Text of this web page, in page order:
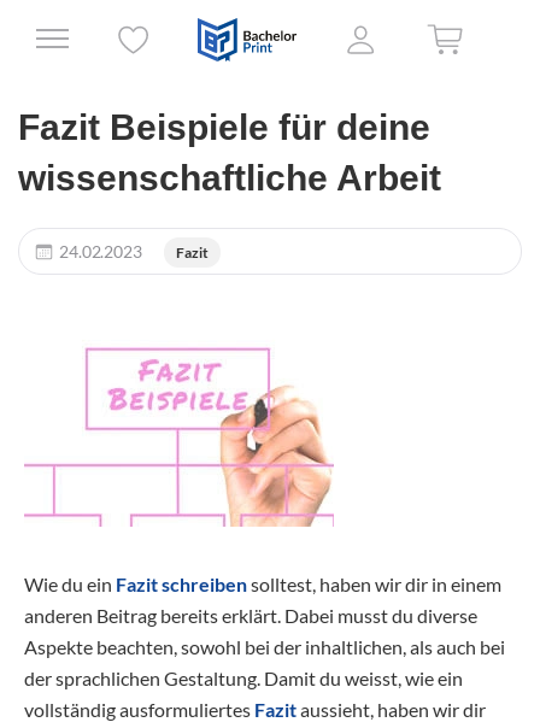
Fazit Beispiele für deine
wissenschaftliche Arbeit
24.02.2023 Fazit
Wie du ein Fazit schreibensolltest, haben wir dir in einem
anderen Beitrag bereits erklärt. Dabei musst du diverse
Aspekte beachten, sowohl bei der inhaltlichen, als auch bei
der sprachlichen Gestaltung. Damit du weisst, wie ein
vollständig ausformuliertes Fazitaussieht, haben wir dir